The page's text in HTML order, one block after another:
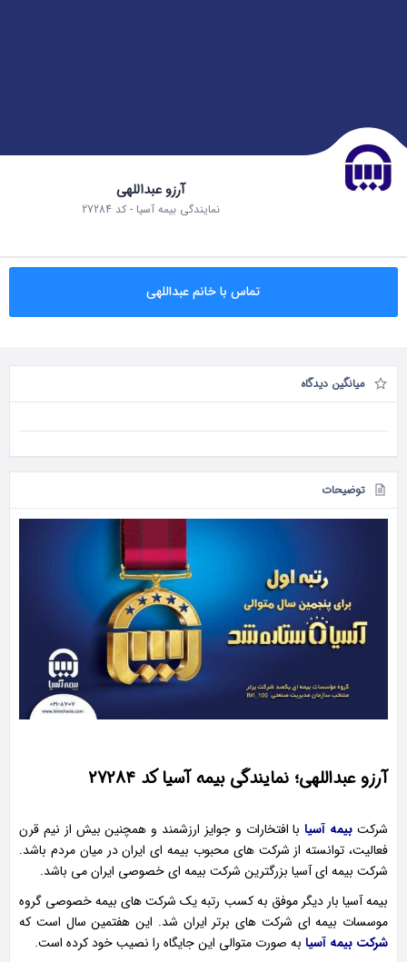
آرزو عبداللهی
نمایندگی بیمه آسیا - کد 27284
تماس با خانم عبداللهی
میانگین دیدگاه
توضیحات
آرزو عبداللهی؛ نمایندگی بیمه آسیا کد 27284
شرکت بیمه آسیابا افتخارات و جوایز ارزشمند و همچنین بیش از نیم قرن
فعالیت، توانسته از شرکت های محبوب بیمه ای ایران در میان مردم باشد.
شرکت بیمه ای آسیا بزرگترین شرکت بیمه ای خصوصی ایران می باشد.
بیمه آسیا بار دیگر موفق به کسب رتبه یک شرکت های بیمه خصوصی گروه
موسسات بیمه ای شرکت های برتر ایران شد. این هفتمین سال است که
شرکت بیمه آسیا به صورت متوالی این جایگاه را نصیب خود کرده است.